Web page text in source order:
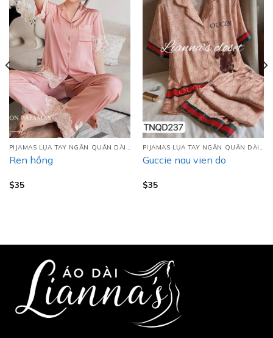
PIJAMAS LỤA TAY NGẮN QUẦN DÀI (TNQD)
Ren hồng
$35
PIJAMAS LỤA TAY NGẮN QUẦN DÀI (TNQD)
Guccie nau vien do
$35